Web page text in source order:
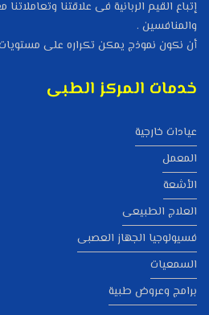
إتباع القيم الربانية فى علاقتنا
والمنافسين .
أن نكون نموذج يمكن تكراره على
خدمات المركز الطبى
عيادات خارجية
المعمل
الأشعة
العلاج الطبيعى
فسيولوجيا الجهاز العصبى
السمعيات
برامج وعروض طبية